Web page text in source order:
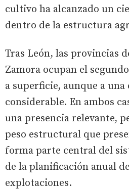
cultivo ha alcanzado un
dentro de la estructura
Tras León, las provincias
Zamora ocupan el
a superficie, aunque a
considerable. En ambos
una presencia relevante,
peso estructural que
forma parte central del
de la planificación anual
explotaciones.